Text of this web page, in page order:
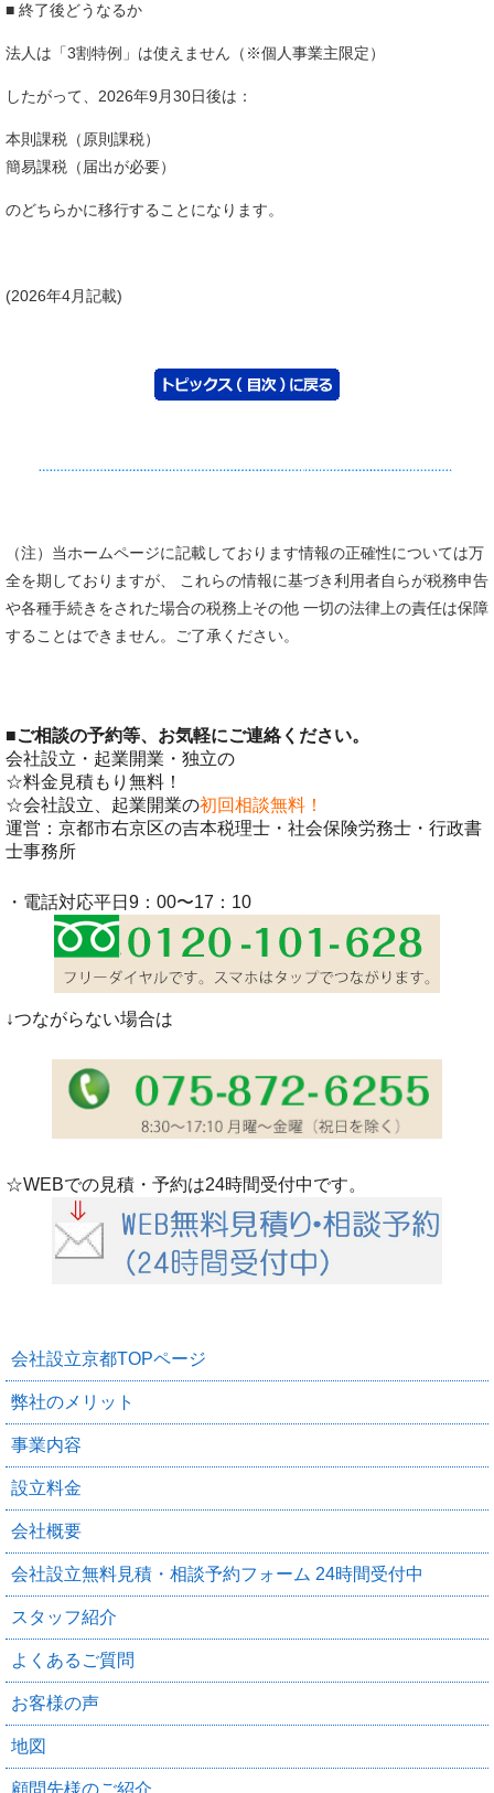
■ 終了後どうなるか
法人は「3割特例」は使えません（※個人事業主限定）
したがって、2026年9月30日後は：
本則課税（原則課税）
簡易課税（届出が必要）
のどちらかに移行することになります。
(2026年4月記載)
（注）当ホームページに記載しております情報の正確性については万
全を期しておりますが、 これらの情報に基づき利用者自らが税務申告
や各種手続きをされた場合の税務上その他 一切の法律上の責任は保障
することはできません。ご了承ください。
■ご相談の予約等、お気軽にご連絡ください。
会社設立・起業開業・独立の
☆料金見積もり無料！
☆会社設立、起業開業の初回相談無料！
運営：京都市右京区の吉本税理士・社会保険労務士・行政書
士事務所
・電話対応平日9：00〜17：10
↓つながらない場合は
☆WEBでの見積・予約は24時間受付中です。
会社設立京都TOPページ
弊社のメリット
事業内容
設立料金
会社概要
会社設立無料見積・相談予約フォーム 24時間受付中
スタッフ紹介
よくあるご質問
お客様の声
地図
顧問先様のご紹介